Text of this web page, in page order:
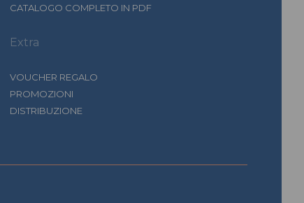
CATALOGO COMPLETO IN PDF
Extra
VOUCHER REGALO
PROMOZIONI
DISTRIBUZIONE